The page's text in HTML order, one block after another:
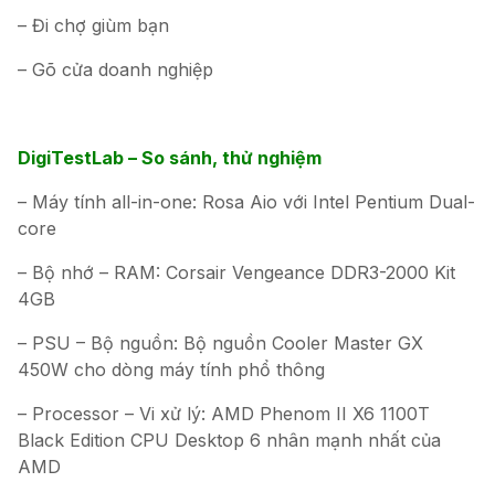
– Đi chợ giùm bạn
– Gõ cửa doanh nghiệp
DigiTestLab – So sánh, thử nghiệm
– Máy tính all-in-one: Rosa Aio với Intel Pentium Dual-
core
– Bộ nhớ – RAM: Corsair Vengeance DDR3-2000 Kit
4GB
– PSU – Bộ nguồn: Bộ nguồn Cooler Master GX
450W cho dòng máy tính phổ thông
– Processor – Vi xử lý: AMD Phenom II X6 1100T
Black Edition CPU Desktop 6 nhân mạnh nhất của
AMD